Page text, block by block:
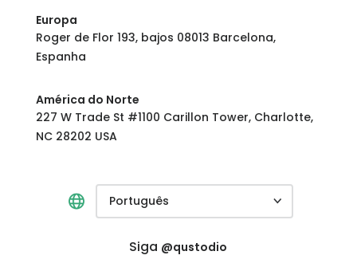
Europa
Roger de Flor 193, bajos 08013 Barcelona,
Espanha
América do Norte
227 W Trade St #1100 Carillon Tower, Charlotte,
NC 28202 USA
Português
Siga @qustodio